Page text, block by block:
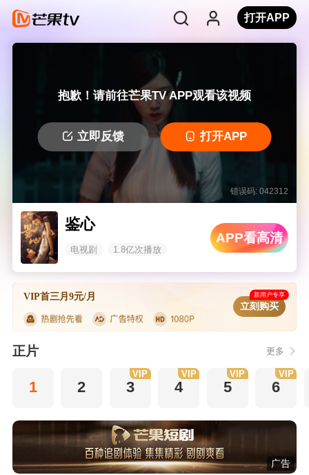
打开APP
抱歉！请前往芒果TV APP观看该视频
立即反馈 打开APP
错误码: 042312
鉴心
电视剧 1.8亿次播放
APP看高清
VIP首三月9元/月 新用户专享
立刻购买
正片 更多
1 2 3
VIP
4
VIP
5
VIP
6
VIP
广告